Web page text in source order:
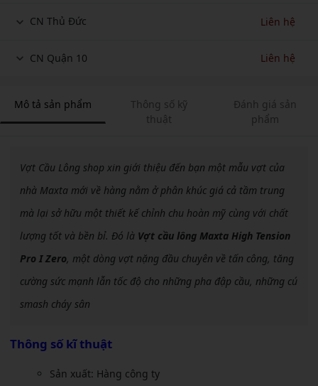
CN Thủ Đức Liên hệ
CN Quận 10 Liên hệ
Mô tả sản phẩm
Thông số kỹ
thuật
Đánh giá sản
phẩm
Vợt Cầu Lông shop xin giới thiệu đến bạn một mẫu vợt của
nhà Maxta mới về hàng nằm ở phân khúc giá cả tầm trung
mà lại sở hữu một thiết kế chỉnh chu hoàn mỹ cùng với chất
lượng tốt và bền bỉ. Đó là Vợt cầu lông Maxta High Tension
Pro I Zero, một dòng vợt nặng đầu chuyên về tấn công, tăng
cường sức mạnh lẫn tốc độ cho những pha đập cầu, những cú
smash cháy sân
Thông số kĩ thuật
Sản xuất: Hàng công ty